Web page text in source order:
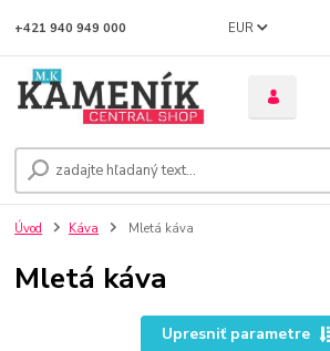
EUR
+421 940 949 000
Úvod Káva Mletá káva
Mletá káva
Upresniť parametre